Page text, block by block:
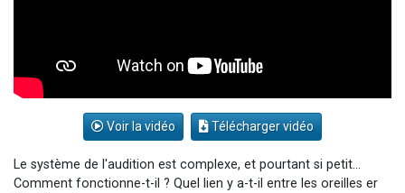
Voir la vidéo Télécharger vidéo
Le système de l'audition est complexe, et pourtant si petit...
Comment fonctionne-t-il ? Quel lien y a-t-il entre les oreilles er